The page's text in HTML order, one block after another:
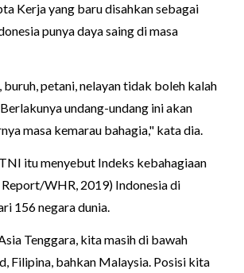
Kerja yang baru disahkan sebagai
punya daya saing di masa
petani, nelayan tidak boleh kalah
undang-undang ini akan
masa kemarau bahagia," kata dia.
itu menyebut Indeks kebahagiaan
WHR, 2019) Indonesia di
156 negara dunia.
Tenggara, kita masih di bawah
Filipina, bahkan Malaysia. Posisi kita